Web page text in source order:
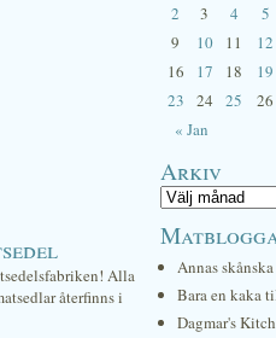
Alla
återfinns i
« Jan
2 3 4
5
9
10 11
12
16
17 18
19
23
24 25 26
Arkiv
Annas
Bara en kaka
Dagmar's